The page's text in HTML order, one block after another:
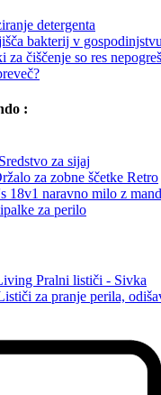
detergenta
bakterij v gospodinjstvu
za čiščenje so res
:
za sijaj
za zobne ščetke Retro
18v1 naravno milo z
za perilo
Pralni lističi - Sivka
za pranje perila,